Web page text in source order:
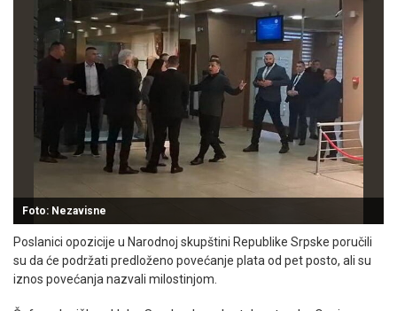
Foto: Nezavisne
Poslanici opozicije u Narodnoj skupštini Republike Srpske poručili
su da će podržati predloženo povećanje plata od pet posto, ali su
iznos povećanja nazvali milostinjom.